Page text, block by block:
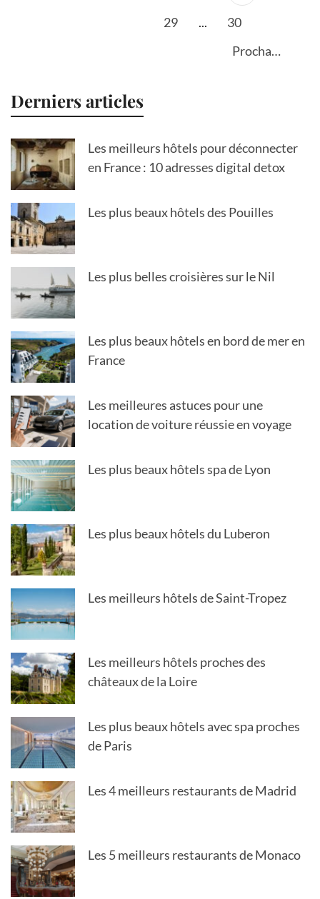
29
...
30
Prochain
Derniers articles
Les meilleurs hôtels pour déconnecter
en France : 10 adresses digital detox
Les plus beaux hôtels des Pouilles
Les plus belles croisières sur le Nil
Les plus beaux hôtels en bord de mer en
France
Les meilleures astuces pour une
location de voiture réussie en voyage
Les plus beaux hôtels spa de Lyon
Les plus beaux hôtels du Luberon
Les meilleurs hôtels de Saint-Tropez
Les meilleurs hôtels proches des
châteaux de la Loire
Les plus beaux hôtels avec spa proches
de Paris
Les 4 meilleurs restaurants de Madrid
Les 5 meilleurs restaurants de Monaco